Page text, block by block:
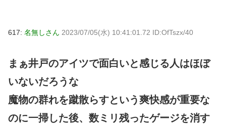
617: 名無しさん 2023/07/05(水) 10:41:01.72 ID:OfTszx/40
まぁ井戸のアイツで面白いと感じる人はほぼ
いないだろうな
魔物の群れを蹴散らすという爽快感が重要な
のに一掃した後、数ミリ残ったゲージを消す